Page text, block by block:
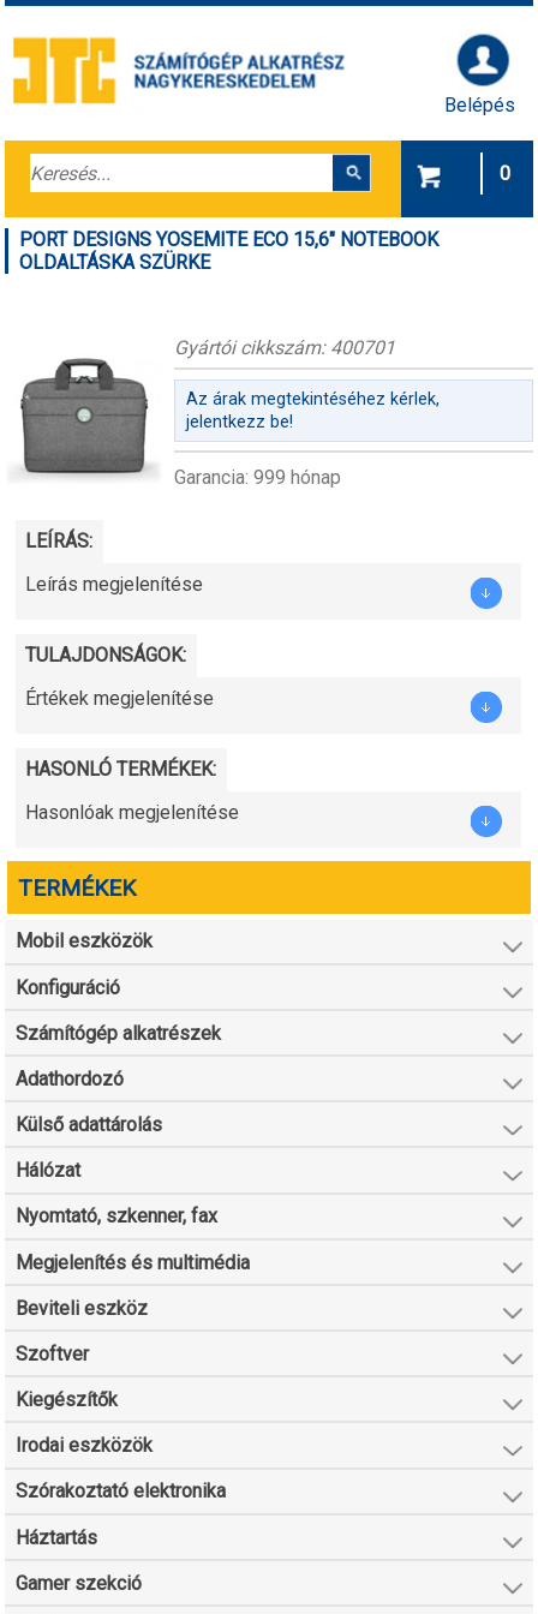
Belépés
0
PORT DESIGNS YOSEMITE ECO 15,6" NOTEBOOK
OLDALTÁSKA SZÜRKE
Gyártói cikkszám: 400701
Az árak megtekintéséhez kérlek,
jelentkezz be!
Garancia: 999 hónap
LEÍRÁS:
Leírás megjelenítése
TULAJDONSÁGOK:
Értékek megjelenítése
HASONLÓ TERMÉKEK:
Hasonlóak megjelenítése
TERMÉKEK
Mobil eszközök
Konfiguráció
Számítógép alkatrészek
Adathordozó
Külső adattárolás
Hálózat
Nyomtató, szkenner, fax
Megjelenítés és multimédia
Beviteli eszköz
Szoftver
Kiegészítők
Irodai eszközök
Szórakoztató elektronika
Háztartás
Gamer szekció